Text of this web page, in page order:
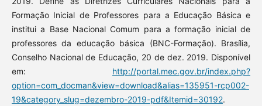
Formação Inicial de Professores para a Educação Básica e
institui a Base Nacional Comum para a formação inicial de
professores da educação básica (BNC-Formação). Brasília,
Conselho Nacional de Educação, 20 de dez. 2019. Disponível
em: http://portal.mec.gov.br/index.php?
option=com_docman&view=download&alias=135951-rcp002-
19&category_slug=dezembro-2019-pdf&Itemid=30192.